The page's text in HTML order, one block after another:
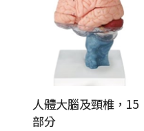
人體大腦及頸椎，15
部分